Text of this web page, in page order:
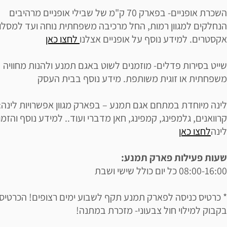
השכרת אופניים- בפארק 70 ק"מ של שבילי אופניים מרהיבים
הנחלקים למגוון רמות, החל מרכיבה משפחתית נוחה ועד
אקסטרים. למידע נוסף על אופניים אצלנו לחצו כאן
שייט בסירות פדלים- מוזמנים לשוט באגם תמנע ולהנות מחוויה
משפחתית או זוגית משותפת. מידע נוסף בבית העסק
לינה מיוחדת במתחם אגם תמנע – בפארק מגוון אפשרויות
קרוואנים, גלמפינג, קמפינג, חאן מדברי ועוד.. למידע נוסף
לינהלחצו כאן
שעות פעילות פארק תמנע:
08:00-16:00 כל יום כולל שישי ושבת
* כרטיס כניסה לפארק תמנע תקף לשבוע ימים רצופים!
בקבוק למילוי חול צבעוני- מזכרת במתנה!